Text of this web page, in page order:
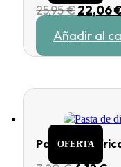
25,95€El
original
era:
22,06
Añadir al
OFERTA
Pasta